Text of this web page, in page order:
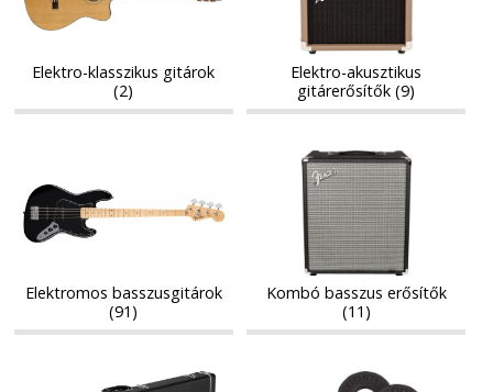
Elektro-klasszikus gitárok
(2)
Elektro-akusztikus
gitárerősítők (9)
basszusgitárok
Elektromos basszusgitárok
(91)
basszus
erősítők
Kombó
basszus
erősítők
Kombó basszus erősítők
(11)